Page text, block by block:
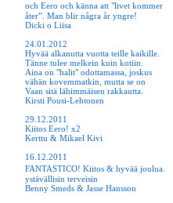
och Eero och känna att "livet kommer
åter”. Man blir några år yngre!
Dicki o Liisa
24.01.2012
Hyvää alkanutta vuotta teille kaikille.
Tänne tulee melkein kuin kotiin.
Aina on "halit" odottamassa, joskus
vähän kovemmatkin, mutta se on
Vaan sitä lähimmäisen rakkautta.
Kirsti Pousi-Lehtonen
29.12.2011
Kiitos Eero! x2
Kerttu & Mikael Kivi
16.12.2011
FANTASTICO! Kiitos & hyvää joulua.
ystävällisin terveisin
Benny Smeds & Jasse Hansson